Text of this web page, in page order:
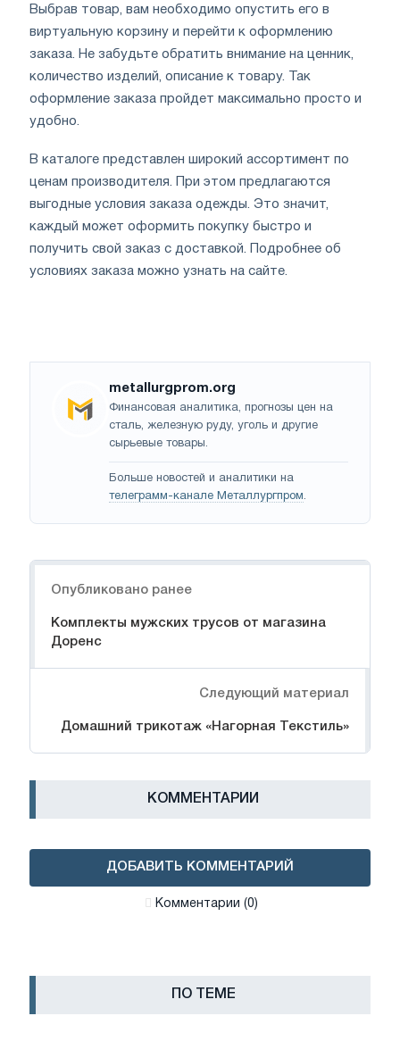
Выбрав товар, вам необходимо опустить его в
виртуальную корзину и перейти к оформлению
заказа. Не забудьте обратить внимание на ценник,
количество изделий, описание к товару. Так
оформление заказа пройдет максимально просто и
удобно.
В каталоге представлен широкий ассортимент по
ценам производителя. При этом предлагаются
выгодные условия заказа одежды. Это значит,
каждый может оформить покупку быстро и
получить свой заказ с доставкой. Подробнее об
условиях заказа можно узнать на сайте.
metallurgprom.org
Финансовая аналитика, прогнозы цен на
сталь, железную руду, уголь и другие
сырьевые товары.
Больше новостей и аналитики на
телеграмм-канале Металлургпром.
Опубликовано ранее
Комплекты мужских трусов от магазина
Доренс
Следующий материал
Домашний трикотаж «Нагорная Текстиль»
КОММЕНТАРИИ
ДОБАВИТЬ КОММЕНТАРИЙ
Комментарии (0)
ПО ТЕМЕ